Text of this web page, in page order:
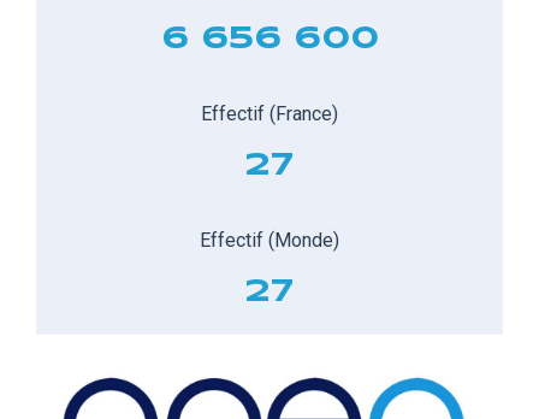
6 656 600
Effectif (France)
27
Effectif (Monde)
27